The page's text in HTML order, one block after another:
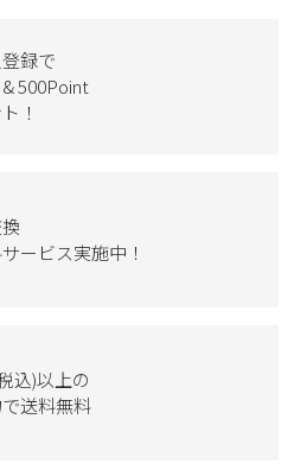
録で
& 500Point
！
ービス実施中！
込)以上の
送料無料